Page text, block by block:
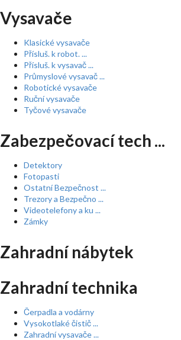
Vysavače
Klasické vysavače
Přísluš. k robot. ...
Přísluš. k vysavač ...
Průmyslové vysavač ...
Robotické vysavače
Ruční vysavače
Tyčové vysavače
Zabezpečovací tech ...
Detektory
Fotopasti
Ostatní Bezpečnost ...
Trezory a Bezpečno ...
Videotelefony a ku ...
Zámky
Zahradní nábytek
Zahradní technika
Čerpadla a vodárny
Vysokotlaké čistič ...
Zahradní vysavače ...